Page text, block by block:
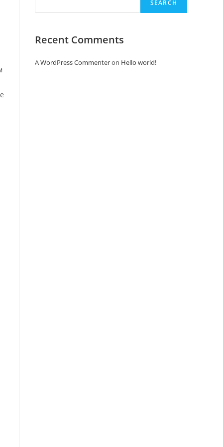
SEARCH
Recent Comments
A WordPress Commenteron Hello world!